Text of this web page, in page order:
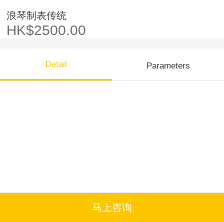
浪琴制表传统
HK$2500.00
Detail Parameters
马上咨询